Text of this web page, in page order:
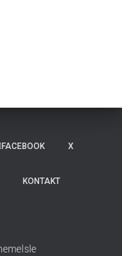
FACEBOOK X
KONTAKT